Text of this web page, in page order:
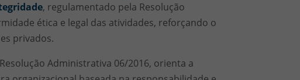
, regulamentado pela Resolução
ética e legal das atividades, reforçando o
privados.
Administrativa 06/2016, orienta a